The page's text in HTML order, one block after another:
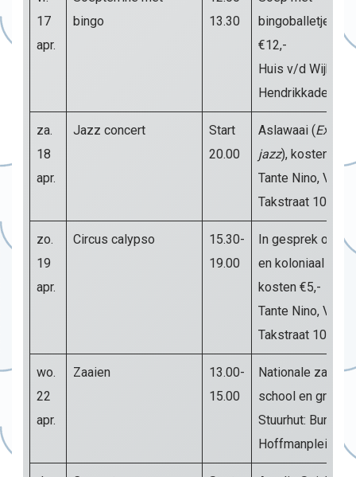
17
apr.
bingo
13.30
bingoballetjes,
€12,-
Huis v/d Wijk, Pr.
Hendrikkade 89
za.
18
apr.
Jazz concert
Start
20.00
Aslawaai (
jazz), kosten
Tante Nino, Van
Takstraat 102b
zo.
19
apr.
Circus calypso
15.30-
19.00
In gesprek over
en koloniaal
kosten €5,-
Tante Nino, Van
Takstraat 102b
wo.
22
apr.
Zaaien
13.00-
15.00
Nationale
school en
Stuurhut: Burg.
Hoffmanplein